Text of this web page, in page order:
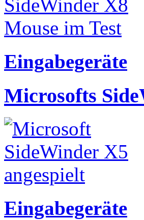
Eingabegeräte
Microsofts
Eingabegeräte